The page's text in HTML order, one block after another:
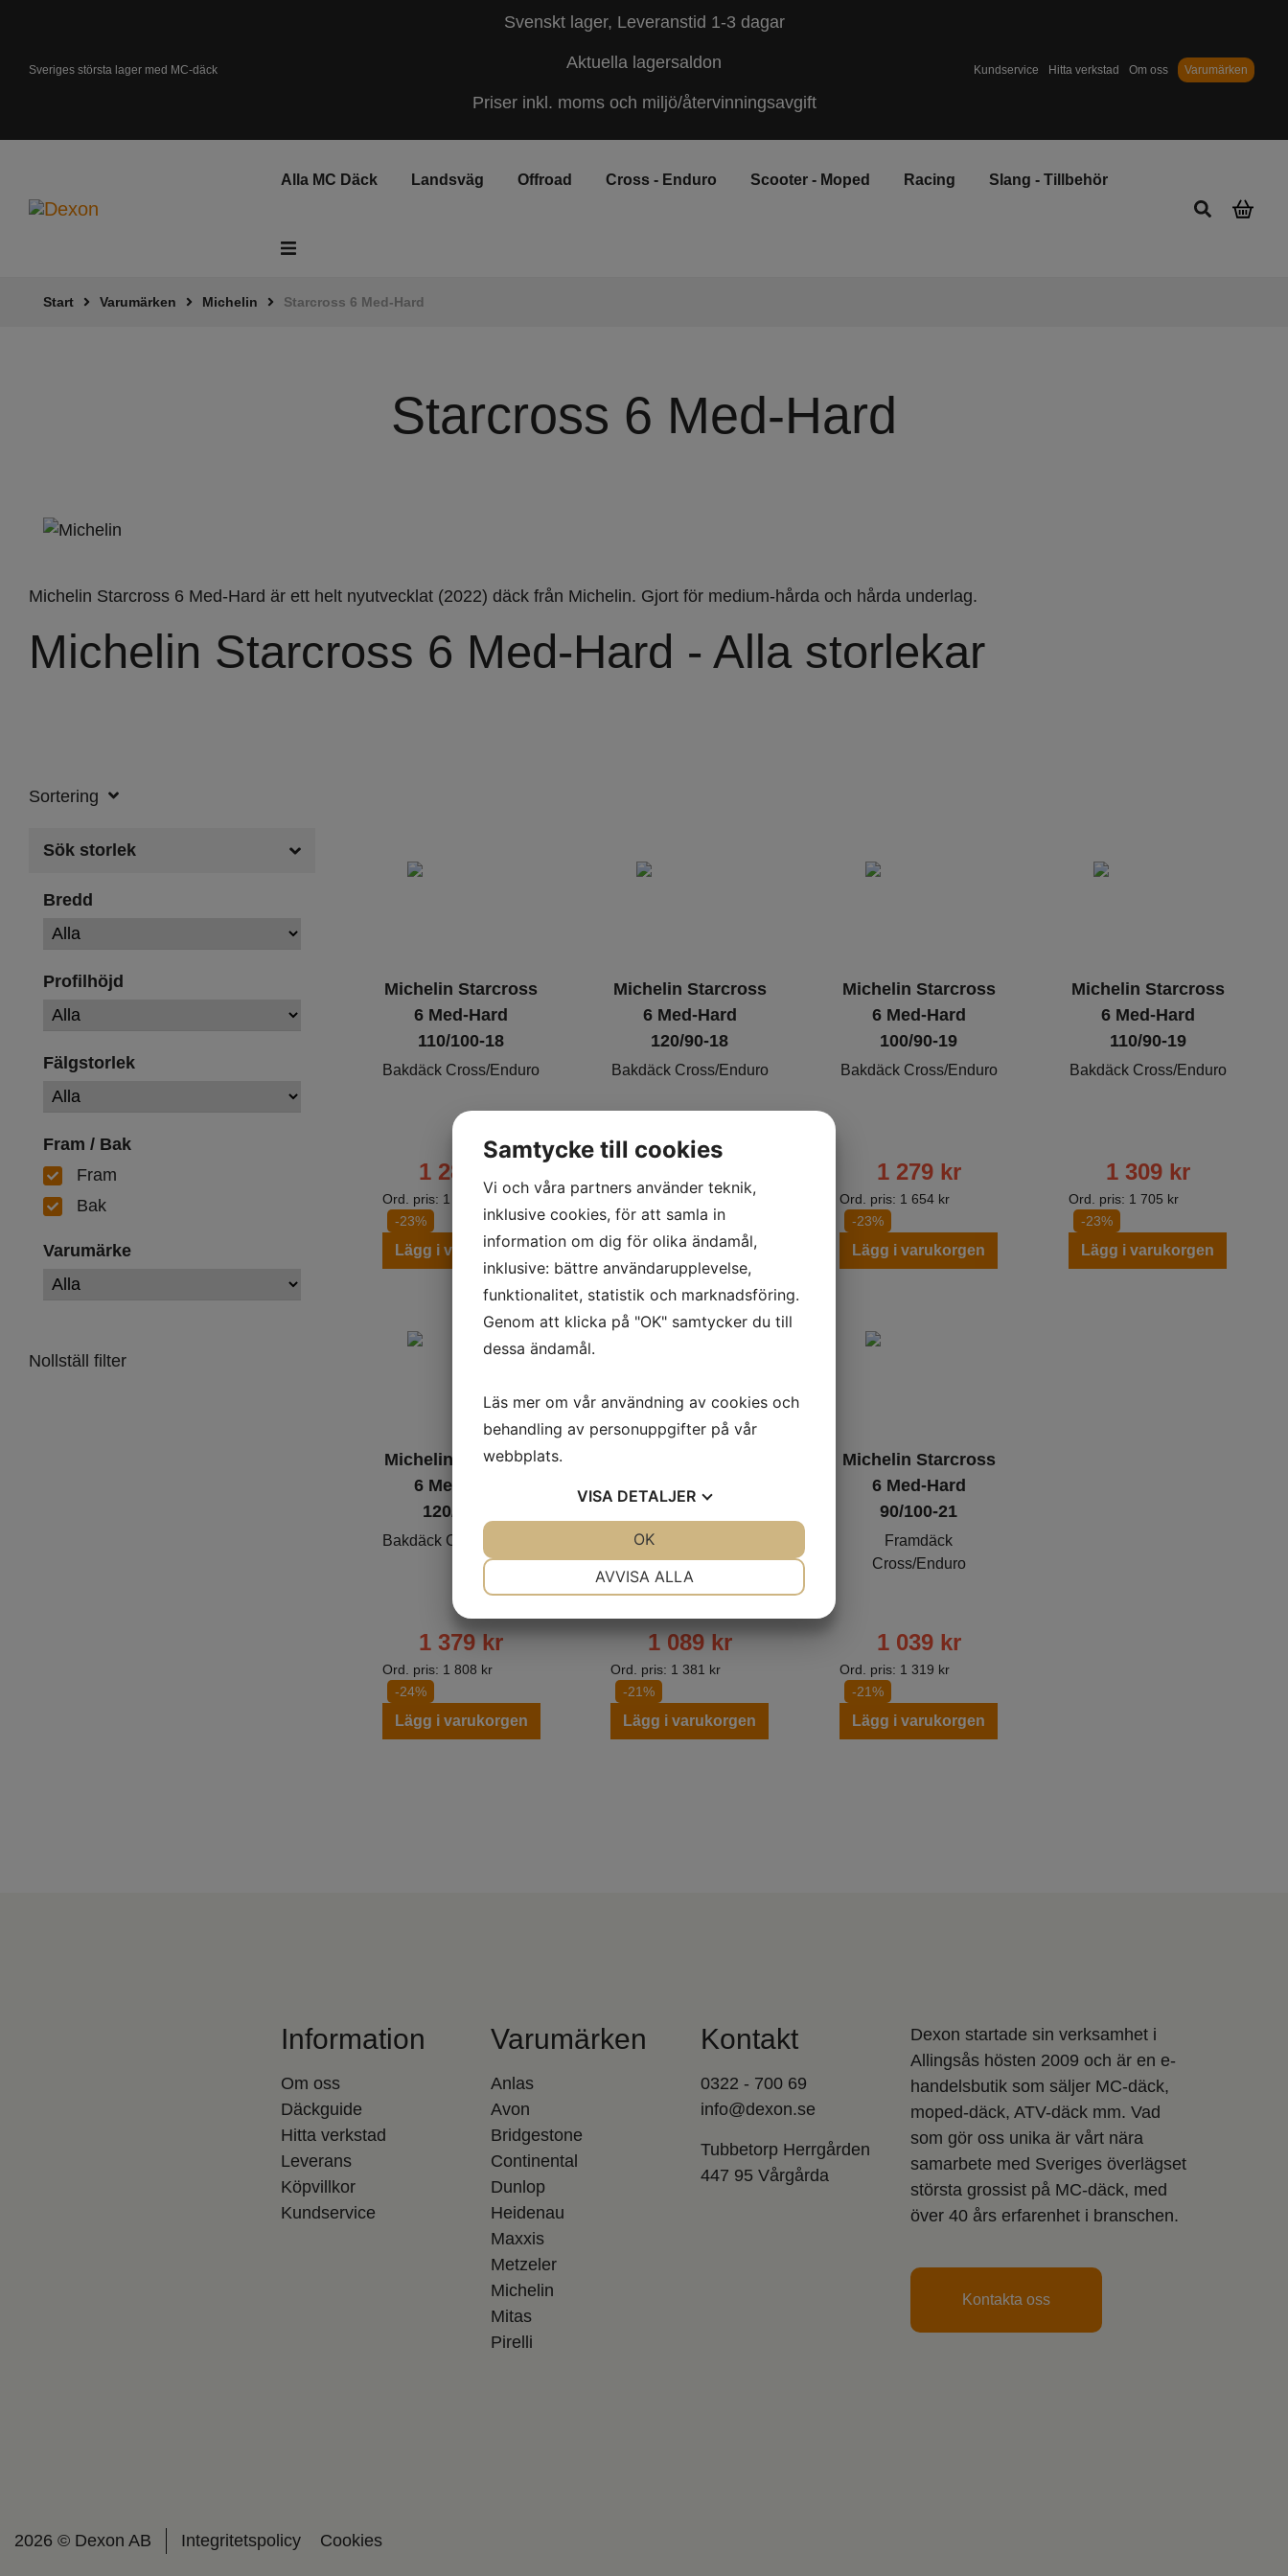
Sveriges största lager med MC-däck
Svenskt lager, Leveranstid 1-3 dagar
Aktuella lagersaldon
Priser inkl. moms och miljö/återvinningsavgift
Kundservice Hitta verkstad Om oss Varumärken
Alla MC Däck Landsväg Offroad Cross - Enduro Scooter - Moped Racing Slang - Tillbehör
Start Varumärken Michelin Starcross 6 Med-Hard
Starcross 6 Med-Hard
Michelin Starcross 6 Med-Hard är ett helt nyutvecklat (2022) däck från Michelin. Gjort för medium-hårda och hårda underlag.
Michelin Starcross 6 Med-Hard - Alla storlekar
Sortering
Sök storlek
Bredd
Profilhöjd
Fälgstorlek
Fram / Bak
Fram
Bak
Varumärke
Nollställ filter
Michelin Starcross
6 Med-Hard
110/100-18
Bakdäck Cross/Enduro
1 289
Ord. pris: 1 670
-23%
Lägg i varukorgen
Michelin Starcross
6 Med-Hard
120/90-18
Bakdäck Cross/Enduro
Ord. pris: 1 748
kr
-23%
Lägg i varukorgen
Michelin Starcross
6 Med-Hard
100/90-19
Bakdäck Cross/Enduro
1 279kr
Ord. pris: 1 654 kr
-23%
Lägg i varukorgen
Michelin Starcross
6 Med-Hard
110/90-19
Bakdäck Cross/Enduro
1 309kr
Ord. pris: 1 705 kr
-23%
Lägg i varukorgen
Michelin Starcross
6 Med-Hard
120/80-19
Bakdäck Cross/Enduro
1 379kr
Ord. pris: 1 808 kr
-24%
Lägg i varukorgen
Cross/Enduro
1 089kr
Ord. pris: 1 381 kr
-21%
Lägg i varukorgen
Michelin Starcross
6 Med-Hard
90/100-21
Framdäck
Cross/Enduro
1 039kr
Ord. pris: 1 319 kr
-21%
Lägg i varukorgen
Information
Om oss
Däckguide
Hitta verkstad
Leverans
Köpvillkor
Kundservice
Varumärken
Anlas
Avon
Bridgestone
Continental
Dunlop
Heidenau
Maxxis
Metzeler
Michelin
Mitas
Pirelli
Kontakt
0322 - 700 69
info@dexon.se
Tubbetorp Herrgården
447 95 Vårgårda
Dexon startade sin verksamhet i
Allingsås hösten 2009 och är en e-
handelsbutik som säljer MC-däck,
moped-däck, ATV-däck mm. Vad
som gör oss unika är vårt nära
samarbete med Sveriges överlägset
största grossist på MC-däck, med
över 40 års erfarenhet i branschen.
Kontakta oss
2026 © Dexon AB Integritetspolicy Cookies
Samtycke till cookies
Vi och våra partners använder teknik,
inklusive cookies, för att samla in
information om dig för olika ändamål,
inklusive: bättre användarupplevelse,
funktionalitet, statistik och marknadsföring.
Genom att klicka på "OK" samtycker du till
dessa ändamål.
Läs mer om vår användning av cookies och
behandling av personuppgifter på vår
webbplats.
VISA DETALJER
STATISTIK
AVVISA ALLA
OK